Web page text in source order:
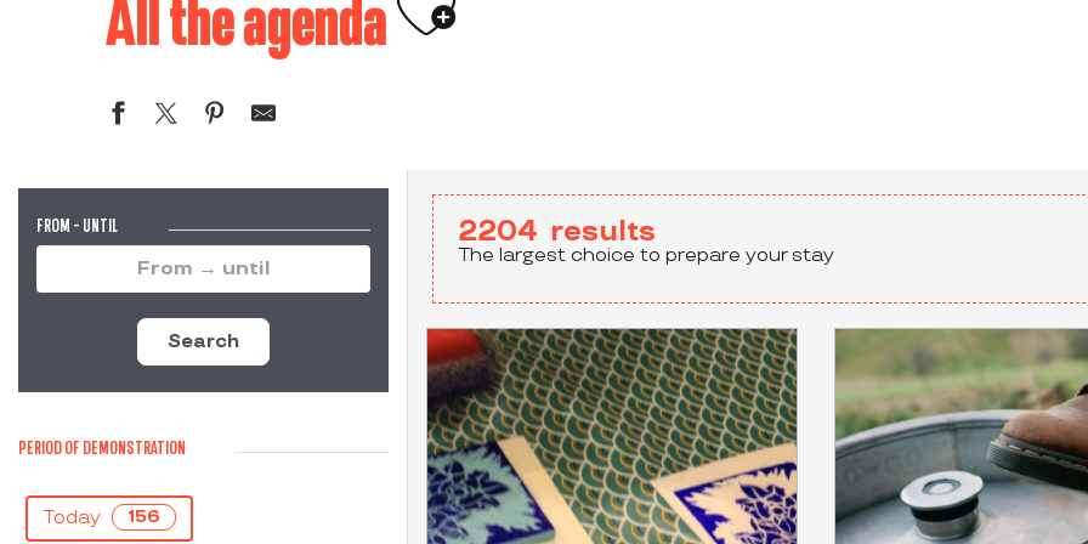
All the agenda
FROM - UNTIL
Search
PERIOD OF DEMONSTRATION
Today 156
2204 results
The largest choice to prepare your stay